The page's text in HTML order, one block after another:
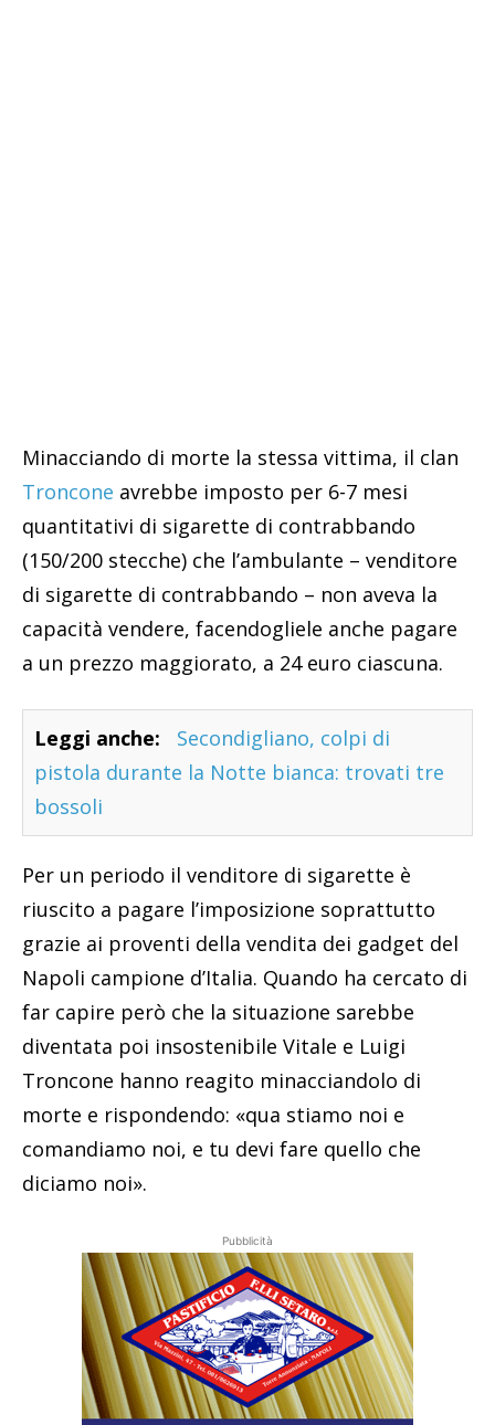
Minacciando di morte la stessa vittima, il clan
Troncone avrebbe imposto per 6-7 mesi
quantitativi di sigarette di contrabbando
(150/200 stecche) che l’ambulante – venditore
di sigarette di contrabbando – non aveva la
capacità vendere, facendogliele anche pagare
a un prezzo maggiorato, a 24 euro ciascuna.
Leggi anche:
Secondigliano, colpi di
pistola durante la Notte bianca: trovati tre
bossoli
Per un periodo il venditore di sigarette è
riuscito a pagare l’imposizione soprattutto
grazie ai proventi della vendita dei gadget del
Napoli campione d’Italia. Quando ha cercato di
far capire però che la situazione sarebbe
diventata poi insostenibile Vitale e Luigi
Troncone hanno reagito minacciandolo di
morte e rispondendo: «qua stiamo noi e
comandiamo noi, e tu devi fare quello che
diciamo noi».
Pubblicità